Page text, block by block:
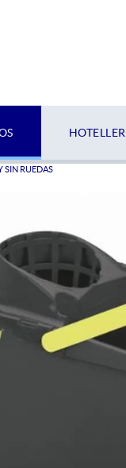
SIN RUEDAS